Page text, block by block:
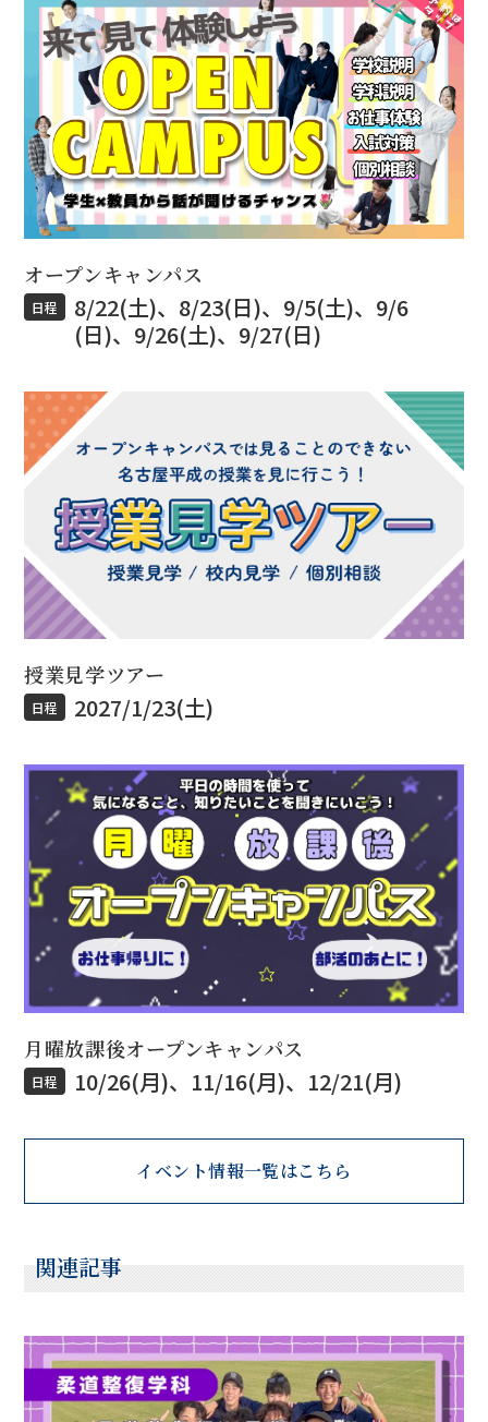
オープンキャンパス
日程
8/22(土)、8/23(日)、9/5(土)、9/6
(日)、9/26(土)、9/27(日)
授業見学ツアー
日程 2027/1/23(土)
月曜放課後オープンキャンパス
日程 10/26(月)、11/16(月)、12/21(月)
イベント情報一覧はこちら
関連記事